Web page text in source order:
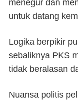
menegur dan
untuk datang
Logika berpikir
sebaliknya PKS
tidak beralasan
Nuansa politis